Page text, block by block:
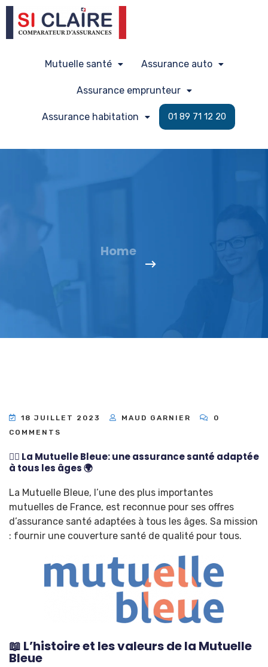
Mutuelle santé Assurance auto
Assurance emprunteur
Assurance habitation 01 89 71 12 20
Home
18 JUILLET 2023 MAUD GARNIER
0
COMMENTS
👨‍⚕️ La Mutuelle Bleue: une assurance santé adaptée
à tous les âges 🌍
La Mutuelle Bleue, l’une des plus importantes
mutuelles de France, est reconnue pour ses offres
d’assurance santé adaptées à tous les âges. Sa mission
: fournir une couverture santé de qualité pour tous.
📖 L’histoire et les valeurs de la Mutuelle
Bleue